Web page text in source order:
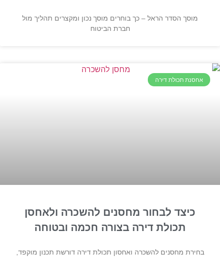
מוסך הסדר הראל – כך בוחרים מוסך נכון ומקצרים תהליך מול
חברת הביטוח
אחסנת תכולת דירה
כיצד לבחור מחסנים להשכרה ולאחסן
תכולת דירה בצורה חכמה ובטוחה
בחירת מחסנים להשכרה ואחסון תכולת דירה דורשת תכנון מוקפד,